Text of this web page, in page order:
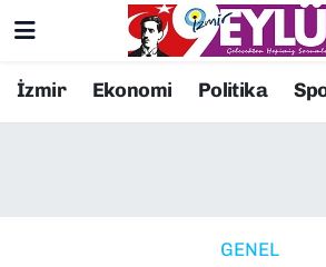
İzmir Ekonomi Politika
GENEL
Resmi İlanlar
Konak Nöbetçi Eczaneler
Süper Lig Puan Durumu ve